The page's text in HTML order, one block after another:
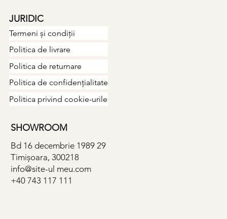
Termeni și condiții
JURIDIC
Politica de livrare
Politica de returnare
Politica de confidențialitate
Politica privind cookie-urile
SHOWROOM
Bd 16 decembrie 1989 29
Timișoara, 300218
info@site-ul meu.com
+40 743 117 111